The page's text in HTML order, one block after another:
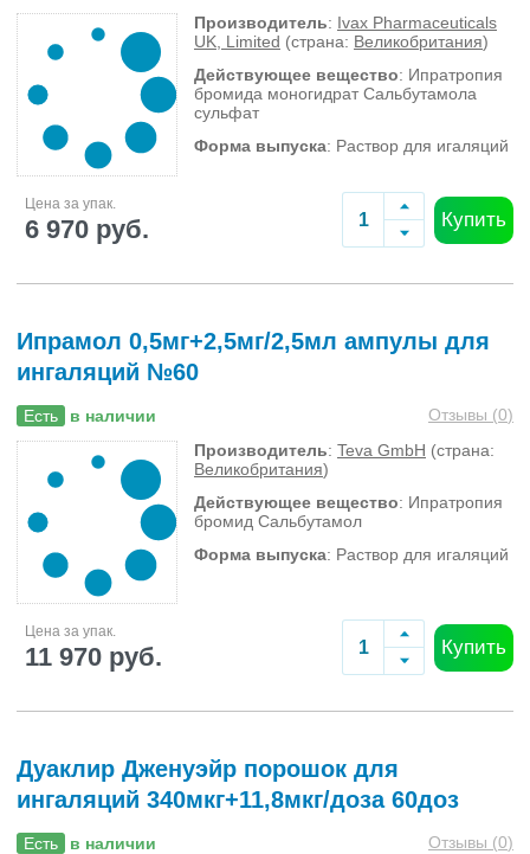
Производитель: Ivax Pharmaceuticals
UK, Limited (страна: Великобритания)
Действующее вещество: Ипратропия
бромида моногидрат Сальбутамола
сульфат
Форма выпуска: Раствор для игаляций
Цена за упак.
6 970 руб. Купить
Ипрамол 0,5мг+2,5мг/2,5мл ампулы для
ингаляций №60
Есть в наличии Отзывы (0)
Производитель: Teva GmbH (страна:
Великобритания)
Действующее вещество: Ипратропия
бромид Сальбутамол
Форма выпуска: Раствор для игаляций
Цена за упак.
11 970 руб. Купить
Дуаклир Дженуэйр порошок для
ингаляций 340мкг+11,8мкг/доза 60доз
Есть в наличии Отзывы (0)